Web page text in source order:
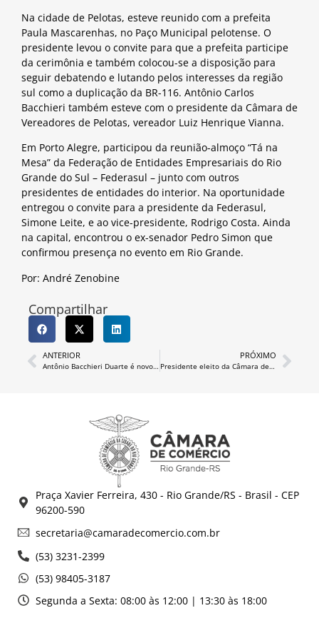
Na cidade de Pelotas, esteve reunido com a prefeita
Paula Mascarenhas, no Paço Municipal pelotense. O
presidente levou o convite para que a prefeita participe
da cerimônia e também colocou-se a disposição para
seguir debatendo e lutando pelos interesses da região
sul como a duplicação da BR-116. Antônio Carlos
Bacchieri também esteve com o presidente da Câmara de
Vereadores de Pelotas, vereador Luiz Henrique Vianna.
Em Porto Alegre, participou da reunião-almoço “Tá na
Mesa” da Federação de Entidades Empresariais do Rio
Grande do Sul – Federasul – junto com outros
presidentes de entidades do interior. Na oportunidade
entregou o convite para a presidente da Federasul,
Simone Leite, e ao vice-presidente, Rodrigo Costa. Ainda
na capital, encontrou o ex-senador Pedro Simon que
confirmou presença no evento em Rio Grande.
Por: André Zenobine
Compartilhar
ANTERIOR
Antônio Bacchieri Duarte é novo presidente da Câmara de Comércio
PRÓXIMO
Presidente eleito da Câmara de Comércio reúne-se com autoridades locais
Praça Xavier Ferreira, 430 - Rio Grande/RS - Brasil - CEP
96200-590
secretaria@camaradecomercio.com.br
(53) 3231-2399
(53) 98405-3187
Segunda a Sexta: 08:00 às 12:00 | 13:30 às 18:00